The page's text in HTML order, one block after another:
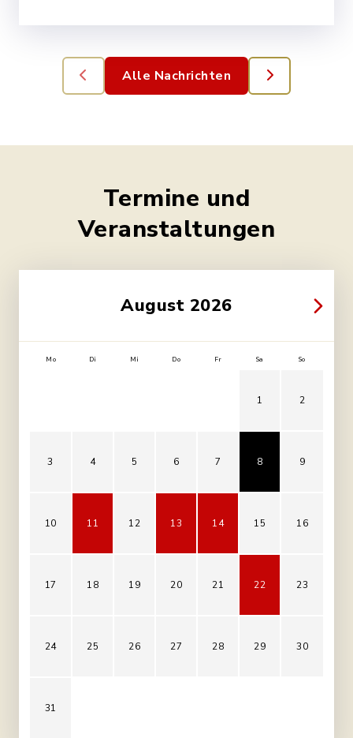
Alle Nachrichten
Termine und
Veranstaltungen
August 2026
Mo Di Mi Do Fr Sa So
1 2
3 4 5 6 7 8 9
10 11 12 13 14 15 16
17 18 19 20 21 22 23
24 25 26 27 28 29 30
31